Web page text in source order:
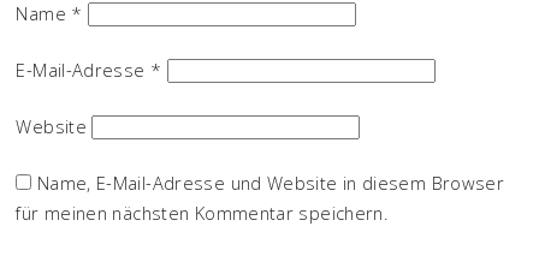
Name *
E-Mail-Adresse *
Website
Name, E-Mail-Adresse und Website in diesem Browser
für meinen nächsten Kommentar speichern.